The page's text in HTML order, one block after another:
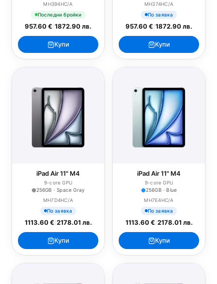
MH394HC/A
Последни бройки
957.60 €/1872.90 лв.
Купи
MH374HC/A
По заявка
957.60 €/1872.90 лв.
Купи
iPad Air 11" M4
9-core GPU
256GB · Space Gray
MH7D4HC/A
По заявка
1113.60 €/2178.01 лв.
Купи
iPad Air 11" M4
9-core GPU
256GB · Blue
MH7E4HC/A
По заявка
1113.60 €/2178.01 лв.
Купи